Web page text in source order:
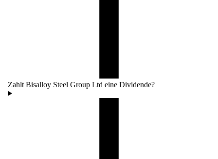
Zahlt Bisalloy Steel Group Ltd eine Dividende?